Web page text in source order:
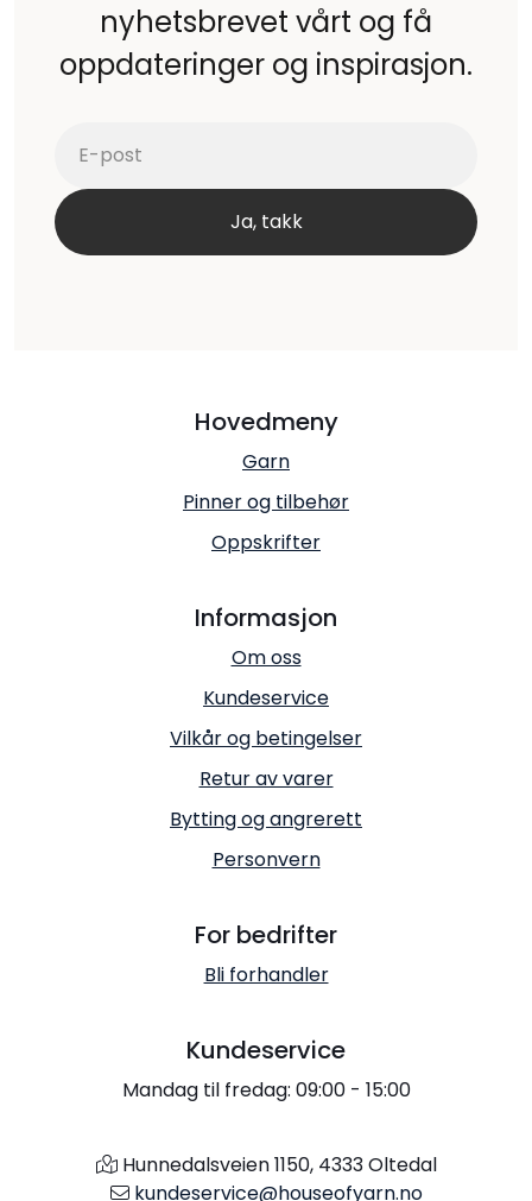
nyhetsbrevet vårt og få
oppdateringer og inspirasjon.
Hovedmeny
Garn
Pinner og tilbehør
Oppskrifter
Informasjon
Om oss
Kundeservice
Vilkår og betingelser
Retur av varer
Bytting og angrerett
Personvern
For bedrifter
Bli forhandler
Kundeservice
Mandag til fredag: 09:00 - 15:00
Hunnedalsveien 1150, 4333 Oltedal
kundeservice@houseofyarn.no